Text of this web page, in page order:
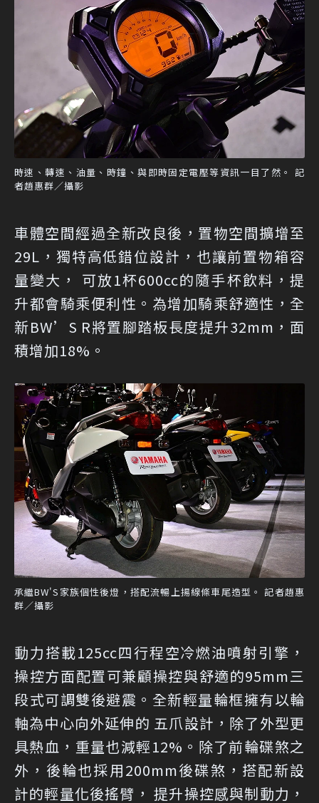
時速、轉速、油量、時鐘、與即時固定電壓等資訊一目了然。 記
者趙惠群／攝影
車體空間經過全新改良後，置物空間擴增至
29L，獨特高低錯位設計，也讓前置物箱容
量變大， 可放1杯600cc的隨手杯飲料，提
升都會騎乘便利性。為增加騎乘舒適性，全
新BW’S R將置腳踏板長度提升32mm，面
積增加18%。
承繼BW'S家族個性後燈，搭配流暢上揚線條車尾造型。 記者趙惠
群／攝影
動力搭載125cc四行程空冷燃油噴射引擎，
操控方面配置可兼顧操控與舒適的95mm三
段式可調雙後避震。全新輕量輪框擁有以輪
軸為中心向外延伸的 五爪設計，除了外型更
具熱血，重量也減輕12%。除了前輪碟煞之
外，後輪也採用200mm後碟煞，搭配新設
計的輕量化後搖臂， 提升操控感與制動力，